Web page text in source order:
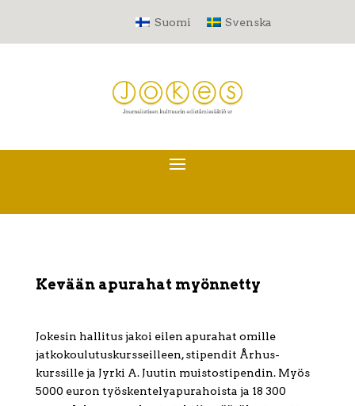
Suomi Svenska
Kevään apurahat myönnetty
Jokesin hallitus jakoi eilen apurahat omille
jatkokoulutuskursseilleen, stipendit Århus-
kurssille ja Jyrki A. Juutin muistostipendin. Myös
5000 euron työskentelyapurahoista ja 18 300